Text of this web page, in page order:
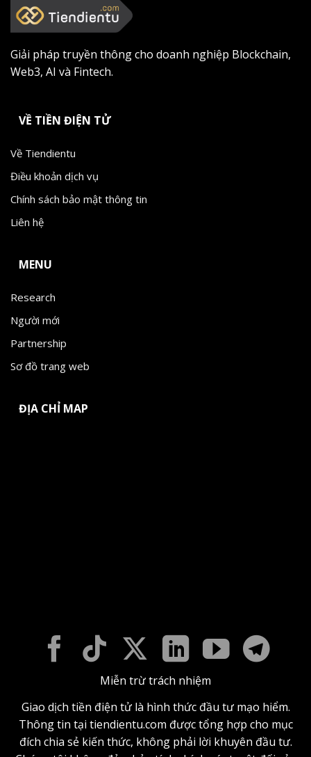
Giải pháp truyền thông cho doanh nghiệp Blockchain,
Web3, AI và Fintech.
VỀ TIỀN ĐIỆN TỬ
Về Tiendientu
Điều khoản dịch vụ
Chính sách bảo mật thông tin
Liên hệ
MENU
Research
Người mới
Partnership
Sơ đồ trang web
ĐỊA CHỈ MAP
Miễn trừ trách nhiệm
Giao dịch tiền điện tử là hình thức đầu tư mạo hiểm.
Thông tin tại tiendientu.com được tổng hợp cho mục
đích chia sẻ kiến thức, không phải lời khuyên đầu tư.